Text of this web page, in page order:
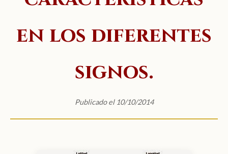
en los diferentes
signos.
Publicado el 10/10/2014